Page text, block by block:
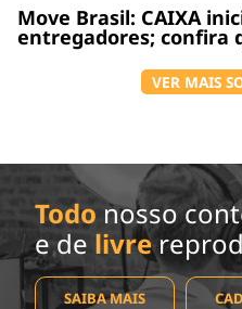
Move Brasil: CAIXA
entregadores; confira
VER MAIS
Todo nosso
e de livre
SAIBA MAIS